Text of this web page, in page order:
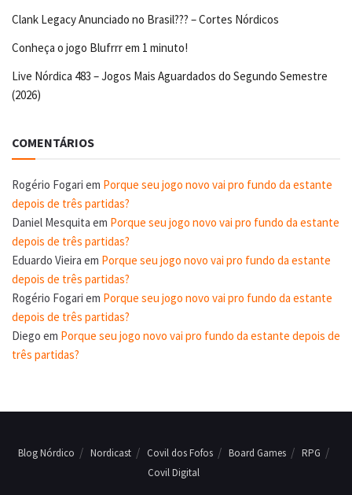
Clank Legacy Anunciado no Brasil??? – Cortes Nórdicos
Conheça o jogo Blufrrr em 1 minuto!
Live Nórdica 483 – Jogos Mais Aguardados do Segundo Semestre
(2026)
COMENTÁRIOS
Rogério Fogari em Porque seu jogo novo vai pro fundo da estante
depois de três partidas?
Daniel Mesquita em Porque seu jogo novo vai pro fundo da estante
depois de três partidas?
Eduardo Vieira em Porque seu jogo novo vai pro fundo da estante
depois de três partidas?
Rogério Fogari em Porque seu jogo novo vai pro fundo da estante
depois de três partidas?
Diego em Porque seu jogo novo vai pro fundo da estante depois de
três partidas?
Blog Nórdico Nordicast Covil dos Fofos Board Games
RPG
Covil Digital